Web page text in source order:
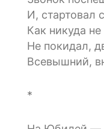
И, стартовал
Как никуда
Не покидал,
Всевышний,
*